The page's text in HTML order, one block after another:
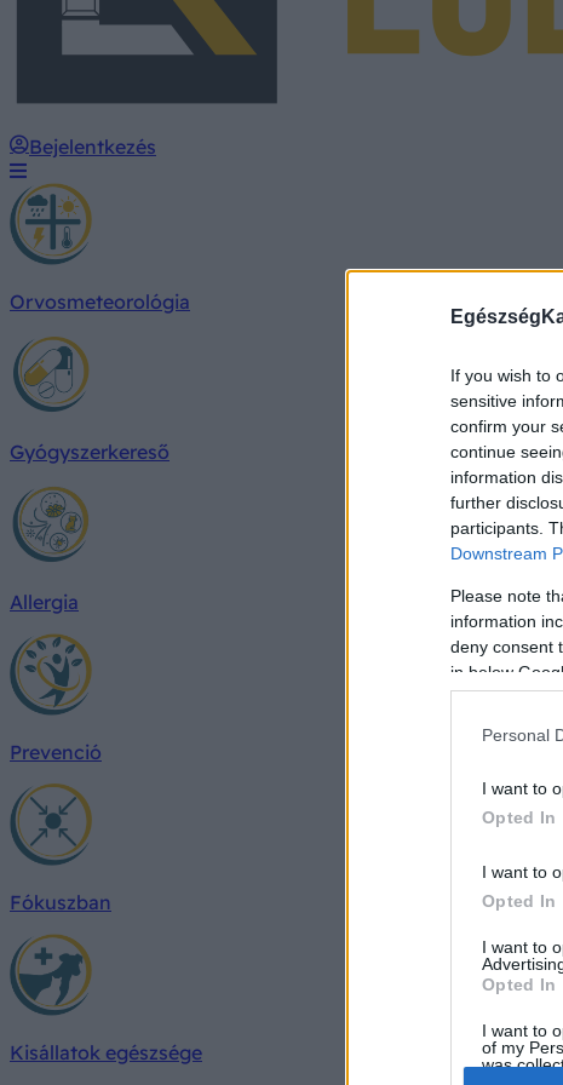
If you wish to
sensitive
confirm your
continue
information
further
participants.
Downstream
Please note
information
deny consent
in below
Personal
I want to
Opted In
I want to
Opted In
I want to
Opted In
I want to
of my
was
Bejelentkezés
Orvosmeteorológia
Gyógyszerkereső
Allergia
Prevenció
Fókuszban
Kisállatok egészsége